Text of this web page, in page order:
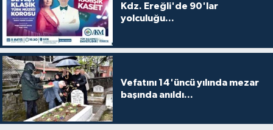
Kdz. Ereğli'de 90'lar
yolculuğu...
Vefatını 14'üncü yılında mezar
başında anıldı...